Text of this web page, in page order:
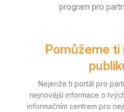
program pro
Pomůžeme
Nejenže ti portál pro
nejnovější informace o
informačním centrem pro